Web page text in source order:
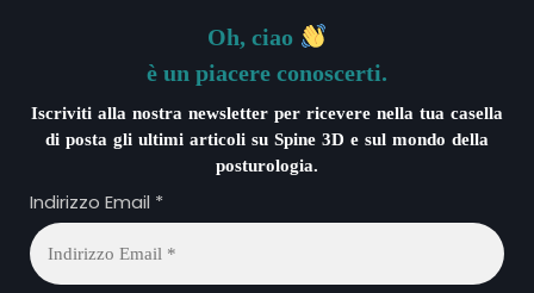
Oh, ciao
è un piacere conoscerti.
Iscriviti alla nostra newsletter per ricevere nella tua casella
di posta gli ultimi articoli su Spine 3D e sul mondo della
posturologia.
Indirizzo Email *